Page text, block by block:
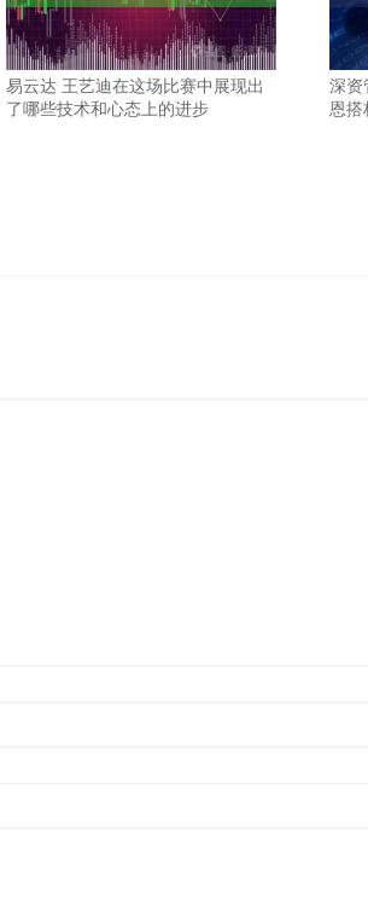
易云达 王艺迪在这场比赛中展现出
了哪些技术和心态上的进步
深资
恩搭